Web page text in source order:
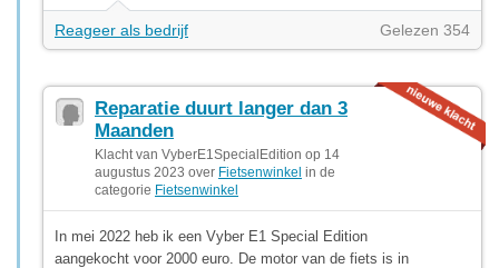
Reageer als bedrijf Gelezen 354
Reparatie duurt langer dan 3
Maanden
Klacht van VyberE1SpecialEdition op 14
augustus 2023 over Fietsenwinkel in de
categorie Fietsenwinkel
In mei 2022 heb ik een Vyber E1 Special Edition
aangekocht voor 2000 euro. De motor van de fiets is in